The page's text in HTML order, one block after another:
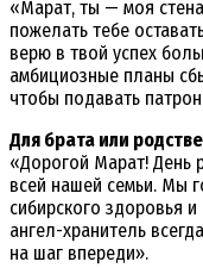
«Марат, ты — моя
пожелать тебе
верю в твой успех
амбициозные планы
чтобы подавать
Для брата или
«Дорогой Марат! День
всей нашей семьи. Мы
сибирского здоровья
ангел-хранитель
на шаг впереди».